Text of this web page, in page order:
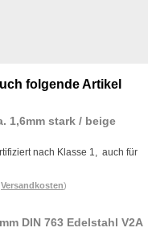
folgende Artikel
1,6mm stark / beige
nach Klasse 1, auch für
Versandkosten)
DIN 763 Edelstahl V2A